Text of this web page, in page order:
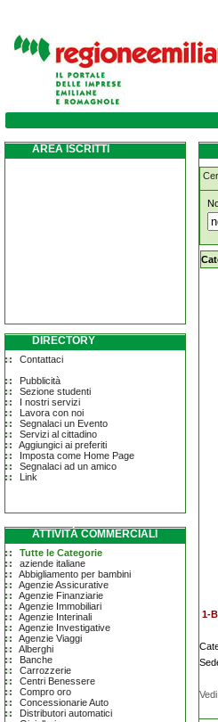
negozi-di-
AREA ISCRITTI
DIRECTORY
Contattaci
Pubblicità
Sezione studenti
I nostri servizi
Lavora con noi
Segnalaci un Evento
Servizi al cittadino
Aggiungici ai preferiti
Imposta come Home Page
Segnalaci ad un amico
Link
ATTIVITÀ COMMERCIALI
Tutte le Categorie
aziende italiane
Abbigliamento per bambini
Agenzie Assicurative
Agenzie Finanziarie
Agenzie Immobiliari
Agenzie Interinali
Agenzie Investigative
Agenzie Viaggi
Alberghi
Banche
Carrozzerie
Centri Benessere
Compro oro
Concessionarie Auto
Distributori automatici
1-